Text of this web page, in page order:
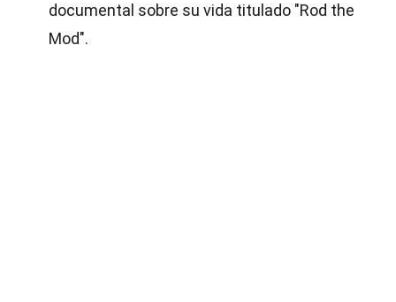
documental sobre su vida titulado "Rod the
Mod".